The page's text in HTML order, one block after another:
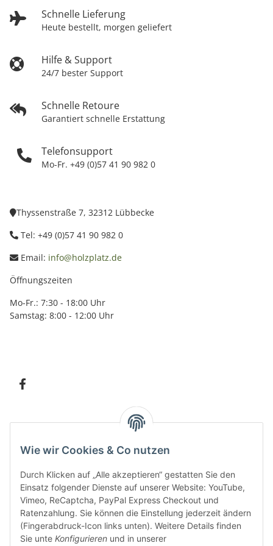
Schnelle Lieferung
Heute bestellt, morgen geliefert
Hilfe & Support
24/7 bester Support
Schnelle Retoure
Garantiert schnelle Erstattung
Telefonsupport
Mo-Fr. +49 (0)57 41 90 982 0
Thyssenstraße 7, 32312 Lübbecke
Tel: +49 (0)57 41 90 982 0
Email: info@holzplatz.de
Öffnungszeiten
Mo-Fr.: 7:30 - 18:00 Uhr
Samstag: 8:00 - 12:00 Uhr
Bitte senden Sie mir entsprechend IhrerDatenschutzerklärungregelmäßig und
jederzeit widerruflich Informationen zu Ihrem Produktsortiment per E-Mail zu.
Wie wir Cookies & Co nutzen
Durch Klicken auf „Alle akzeptieren“ gestatten Sie den
Einsatz folgender Dienste auf unserer Website: YouTube,
Vimeo, ReCaptcha, PayPal Express Checkout und
Ratenzahlung. Sie können die Einstellung jederzeit ändern
(Fingerabdruck-Icon links unten). Weitere Details finden
Sie unte Konfigurieren und in unserer